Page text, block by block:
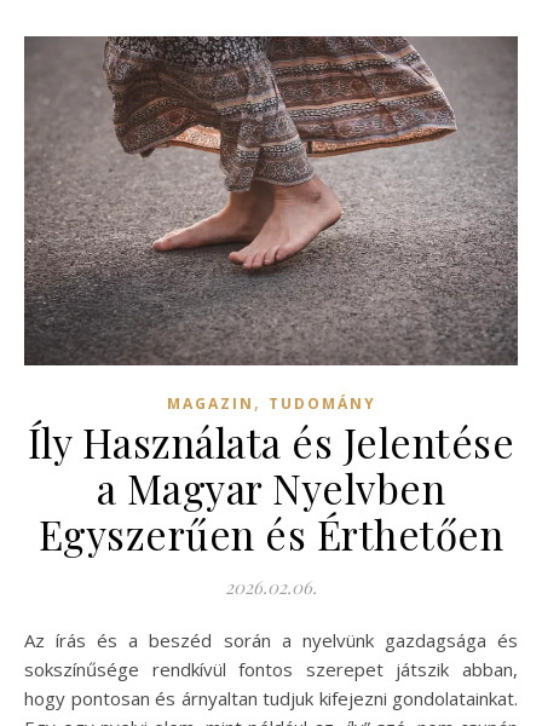
MAGAZIN , TUDOMÁNY
Íly Használata és Jelentése
a Magyar Nyelvben
Egyszerűen és Érthetően
2026.02.06.
Az írás és a beszéd során a nyelvünk gazdagsága és
sokszínűsége rendkívül fontos szerepet játszik abban,
hogy pontosan és árnyaltan tudjuk kifejezni gondolatainkat.